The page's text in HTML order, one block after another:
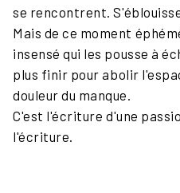
se rencontrent.
Mais de ce moment
insensé qui les pousse à
plus finir pour abolir
douleur du manque.
C'est l'écriture d'une
l'écriture.